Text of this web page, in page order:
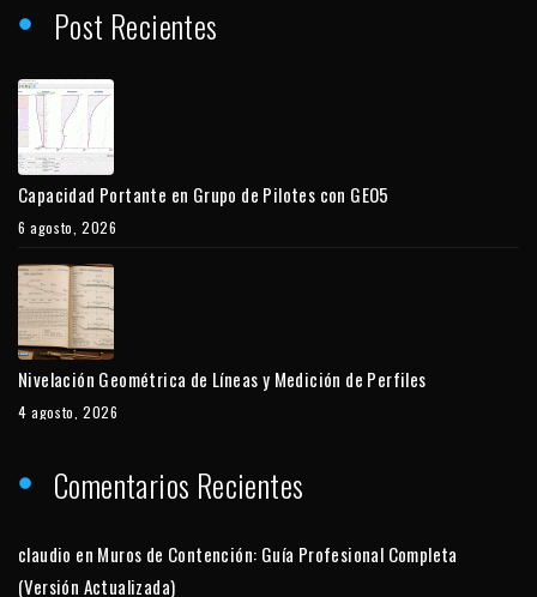
Post Recientes
Capacidad Portante en Grupo de Pilotes con GEO5
6 agosto, 2026
Nivelación Geométrica de Líneas y Medición de Perfiles
4 agosto, 2026
Comentarios Recientes
claudio en Muros de Contención: Guía Profesional Completa
(Versión Actualizada)